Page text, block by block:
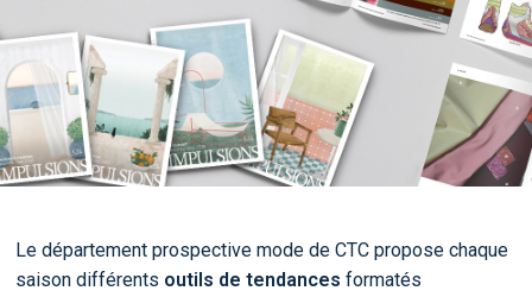
Le département prospective mode de CTC propose chaque
saison différents outils de tendances formatés